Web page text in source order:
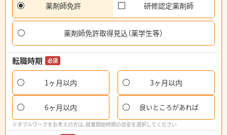
薬剤師免許 研修認定薬剤師
薬剤師免許取得見込（薬学生等）
転職時期 必須
1ヶ月以内 3ヶ月以内
6ヶ月以内 良いところがあれば
※ダブルワークをお考えの方は、就業開始時期の目安を選択してください